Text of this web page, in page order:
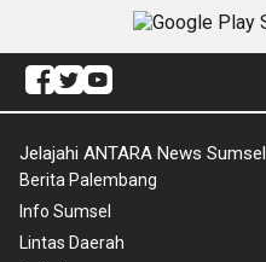
Jelajahi ANTARA News Sumsel
Berita Palembang
Info Sumsel
Lintas Daerah